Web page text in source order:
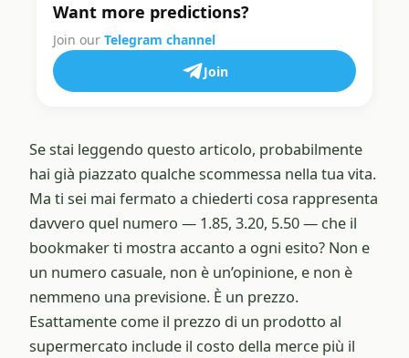
Want more predictions?
Join our Telegram channel
Join
Se stai leggendo questo articolo, probabilmente
hai già piazzato qualche scommessa nella tua vita.
Ma ti sei mai fermato a chiederti cosa rappresenta
davvero quel numero — 1.85, 3.20, 5.50 — che il
bookmaker ti mostra accanto a ogni esito? Non e
un numero casuale, non è un’opinione, e non è
nemmeno una previsione. È un prezzo.
Esattamente come il prezzo di un prodotto al
supermercato include il costo della merce più il